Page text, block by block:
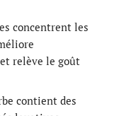
concentrent les
relève le goût
contient des